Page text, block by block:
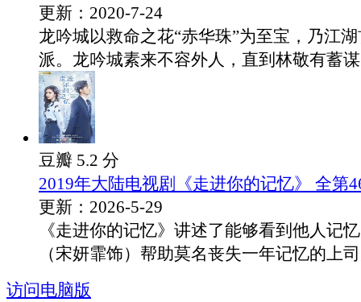
更新：2020-7-24
龙吟城以救命之花“赤华珠”为至宝，乃江
派。龙吟城素来不容外人，直到林敬有蓄
豆瓣 5.2 分
2019年大陆电视剧《走进你的记忆》 全第
更新：2026-5-29
《走进你的记忆》讲述了能够看到他人记
（宋妍霏饰）帮助莫名丧失一年记忆的上
访问电脑版